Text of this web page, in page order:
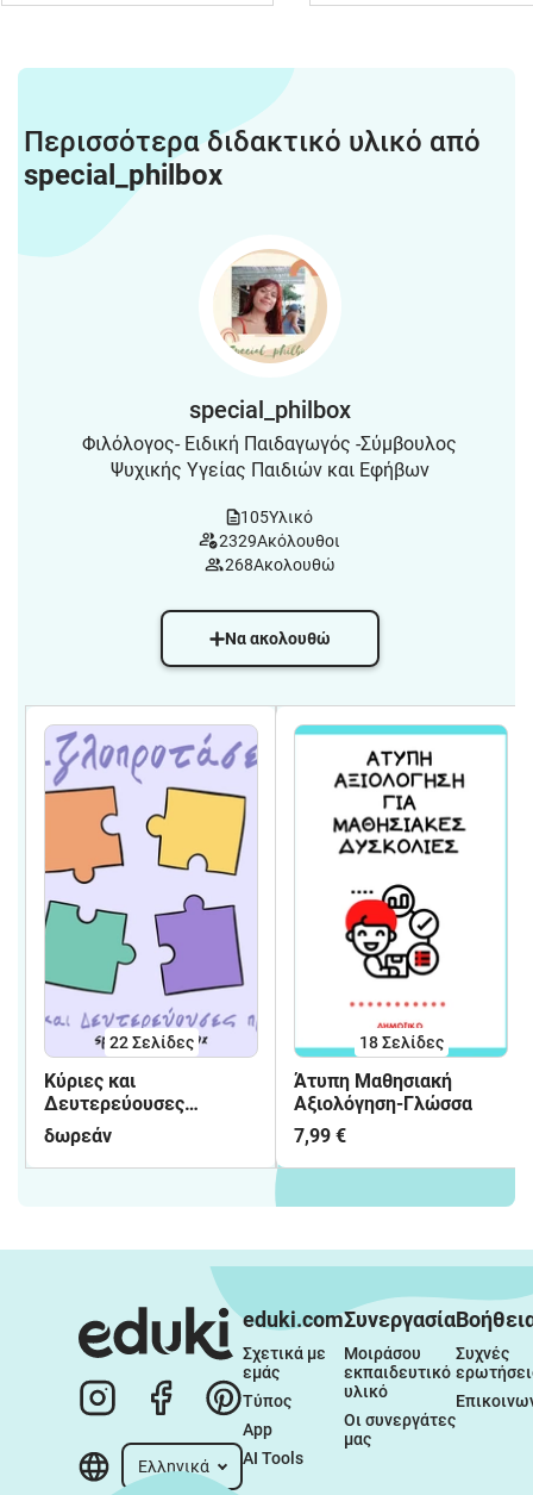
Περισσότερα διδακτικό υλικό από
special_philbox
special_philbox
Φιλόλογος- Ειδική Παιδαγωγός -Σύμβουλος
Ψυχικής Υγείας Παιδιών και Εφήβων
105Υλικό
2329Ακόλουθοι
268Ακολουθώ
Να ακολουθώ
22Σελίδες
Kύριες και
Δευτερεύουσες
προτάσεις
δωρεάν
18Σελίδες
Άτυπη Μαθησιακή
Αξιολόγηση-Γλώσσα
7,99 €
Ελληνικά
eduki.com
Σχετικά με
εμάς
Τύπος
App
AI Tools
Συνεργασία
Μοιράσου
εκπαιδευτικό
υλικό
Οι συνεργάτες
μας
Συχνές